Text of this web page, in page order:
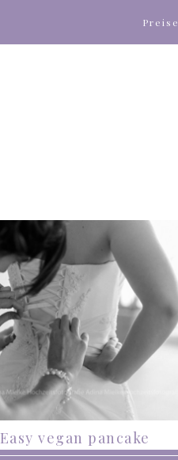
Preise
Easy vegan pancake